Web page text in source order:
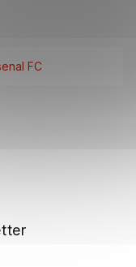
FC